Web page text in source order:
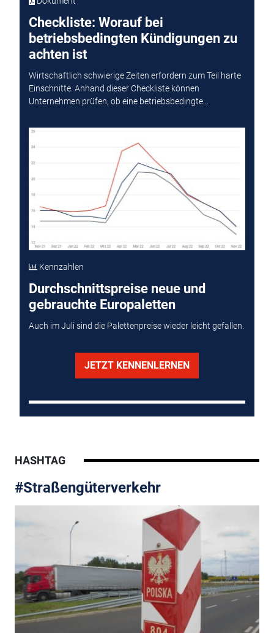
Checkliste: Worauf bei
betriebsbedingten Kündigungen zu
achten ist
Wirtschaftlich schwierige Zeiten erfordern zum Teil harte
Einschnitte. Anhand dieser Checkliste können
Unternehmen prüfen, ob eine betriebsbedingte...
Kennzahlen
Durchschnittspreise neue und
gebrauchte Europaletten
Auch im Juli sind die Palettenpreise wieder leicht gefallen.
JETZT KENNENLERNEN
HASHTAG
#Straßengüterverkehr